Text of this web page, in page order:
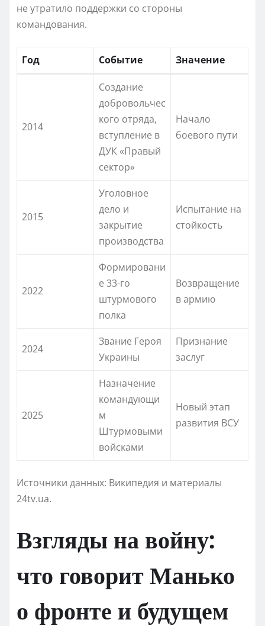
не утратило поддержки со стороны
командования.
Год Событие Значение
2014
Создание
добровольчес
кого отряда,
вступление в
ДУК «Правый
сектор»
Начало
боевого пути
2015
Уголовное
дело и
закрытие
производства
Испытание на
стойкость
2022
Формировани
е 33-го
штурмового
полка
Возвращение
в армию
2024
Звание Героя
Украины
Признание
заслуг
2025
Назначение
командующи
м
Штурмовыми
войсками
Новый этап
развития ВСУ
Источники данных: Википедия и материалы
24tv.ua.
Взгляды на войну:
что говорит Манько
о фронте и будущем